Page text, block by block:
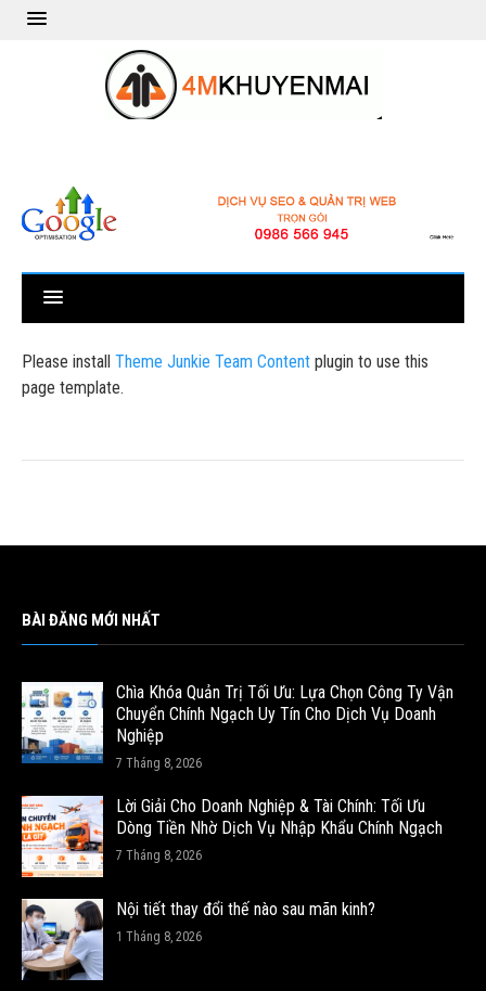
Please install Theme Junkie Team Content plugin to use this
page template.
BÀI ĐĂNG MỚI NHẤT
Chìa Khóa Quản Trị Tối Ưu: Lựa Chọn Công Ty Vận
Chuyển Chính Ngạch Uy Tín Cho Dịch Vụ Doanh
Nghiệp
7 Tháng 8, 2026
Lời Giải Cho Doanh Nghiệp & Tài Chính: Tối Ưu
Dòng Tiền Nhờ Dịch Vụ Nhập Khẩu Chính Ngạch
7 Tháng 8, 2026
Nội tiết thay đổi thế nào sau mãn kinh?
1 Tháng 8, 2026